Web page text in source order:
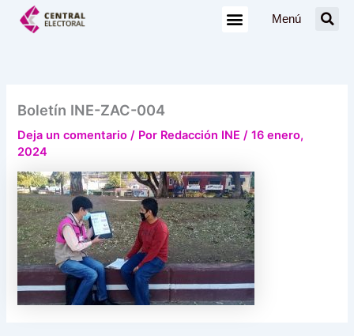
Menú
Boletín INE-ZAC-004
Deja un comentario / Por Redacción INE/16 enero,
2024